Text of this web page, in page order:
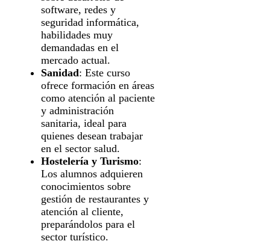
software, redes y
seguridad informática,
habilidades muy
demandadas en el
mercado actual.
Sanidad: Este curso
ofrece formación en áreas
como atención al paciente
y administración
sanitaria, ideal para
quienes desean trabajar
en el sector salud.
Hostelería y Turismo:
Los alumnos adquieren
conocimientos sobre
gestión de restaurantes y
atención al cliente,
preparándolos para el
sector turístico.